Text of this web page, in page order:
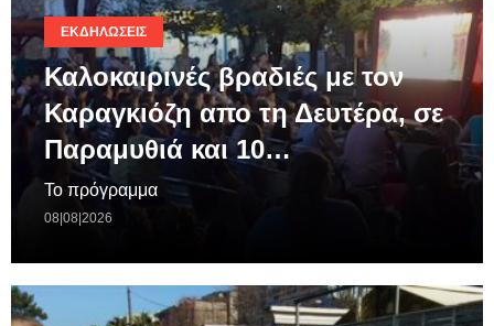
ΕΚΔΗΛΏΣΕΙΣ
Καλοκαιρινές βραδιές με τον
Καραγκιόζη απο τη Δευτέρα, σε
Παραμυθιά και 10…
Το πρόγραμμα
08|08|2026